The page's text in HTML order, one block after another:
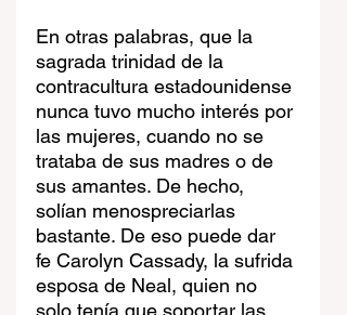
En otras palabras, que la
sagrada trinidad de la
contracultura estadounidense
nunca tuvo mucho interés por
las mujeres, cuando no se
trataba de sus madres o de
sus amantes. De hecho,
solían menospreciarlas
bastante. De eso puede dar
fe Carolyn Cassady, la sufrida
esposa de Neal, quien no
solo tenía que soportar las